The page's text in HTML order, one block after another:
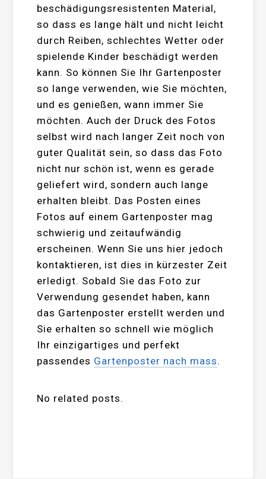
beschädigungsresistenten Material,
so dass es lange hält und nicht leicht
durch Reiben, schlechtes Wetter oder
spielende Kinder beschädigt werden
kann. So können Sie Ihr Gartenposter
so lange verwenden, wie Sie möchten,
und es genießen, wann immer Sie
möchten. Auch der Druck des Fotos
selbst wird nach langer Zeit noch von
guter Qualität sein, so dass das Foto
nicht nur schön ist, wenn es gerade
geliefert wird, sondern auch lange
erhalten bleibt. Das Posten eines
Fotos auf einem Gartenposter mag
schwierig und zeitaufwändig
erscheinen. Wenn Sie uns hier jedoch
kontaktieren, ist dies in kürzester Zeit
erledigt. Sobald Sie das Foto zur
Verwendung gesendet haben, kann
das Gartenposter erstellt werden und
Sie erhalten so schnell wie möglich
Ihr einzigartiges und perfekt
passendes Gartenposter nach mass.
No related posts.